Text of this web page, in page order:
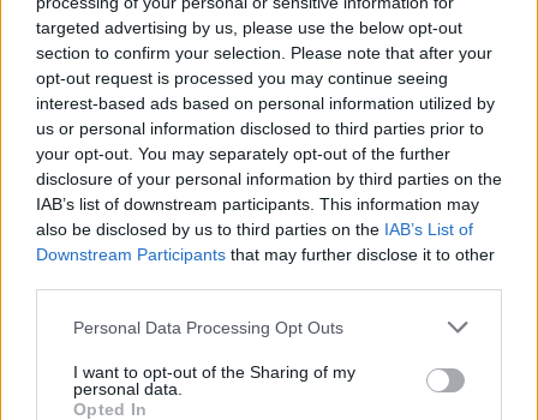
targeted advertising by us, please use the below opt-out
section to confirm your selection. Please note that after your
opt-out request is processed you may continue seeing
interest-based ads based on personal information utilized by
us or personal information disclosed to third parties prior to
your opt-out. You may separately opt-out of the further
disclosure of your personal information by third parties on the
IAB’s list of downstream participants. This information may
also be disclosed by us to third parties on the IAB’s List of
Downstream Participants that may further disclose it to other
Personal Data Processing Opt Outs
I want to opt-out of the Sharing of my
personal data.
Opted In
18/07/2026 - 07:00